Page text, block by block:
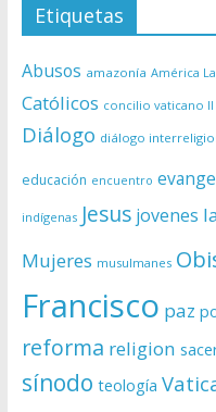
Etiquetas
Abusos amazonía América
Católicos concilio vaticano II
Diálogo diálogo
educación encuentro
indígenas Jesus jovenes
Mujeres musulmanes
Francisco paz
reforma religion
sínodo teología